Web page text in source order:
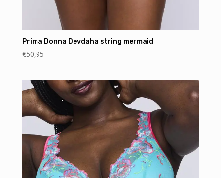
Prima Donna Devdaha string mermaid
€50,95